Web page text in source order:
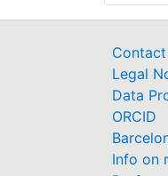
Contact
Legal
Data
ORCID
Info on